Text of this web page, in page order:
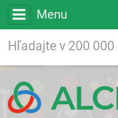
Menu
Vyhľadávanie